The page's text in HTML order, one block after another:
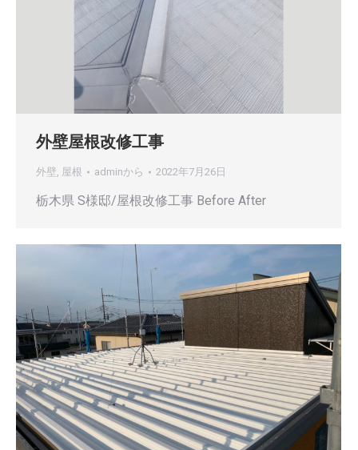
外壁屋根改修工事
外壁, 屋根 adminから 2022年7月26日
栃木県 S様邸/屋根改修工事 Before After